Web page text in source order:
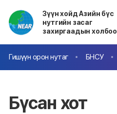
Зүүн хойд Азийн бүс
нутгийн засаг
захиргаадын холбоо
Гишүүн орон нутаг БНСУ
Бүсан хот